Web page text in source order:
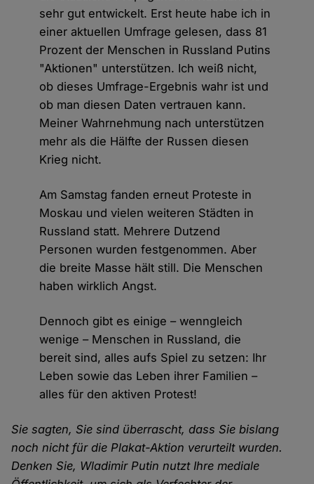
sehr gut entwickelt. Erst heute habe ich in
einer aktuellen Umfrage gelesen, dass 81
Prozent der Menschen in Russland Putins
"Aktionen" unterstützen. Ich weiß nicht,
ob dieses Umfrage-Ergebnis wahr ist und
ob man diesen Daten vertrauen kann.
Meiner Wahrnehmung nach unterstützen
mehr als die Hälfte der Russen diesen
Krieg nicht.
Am Samstag fanden erneut Proteste in
Moskau und vielen weiteren Städten in
Russland statt. Mehrere Dutzend
Personen wurden festgenommen. Aber
die breite Masse hält still. Die Menschen
haben wirklich Angst.
Dennoch gibt es einige – wenngleich
wenige – Menschen in Russland, die
bereit sind, alles aufs Spiel zu setzen: Ihr
Leben sowie das Leben ihrer Familien –
alles für den aktiven Protest!
Sie sagten, Sie sind überrascht, dass Sie bislang
noch nicht für die Plakat-Aktion verurteilt wurden.
Denken Sie, Wladimir Putin nutzt Ihre mediale